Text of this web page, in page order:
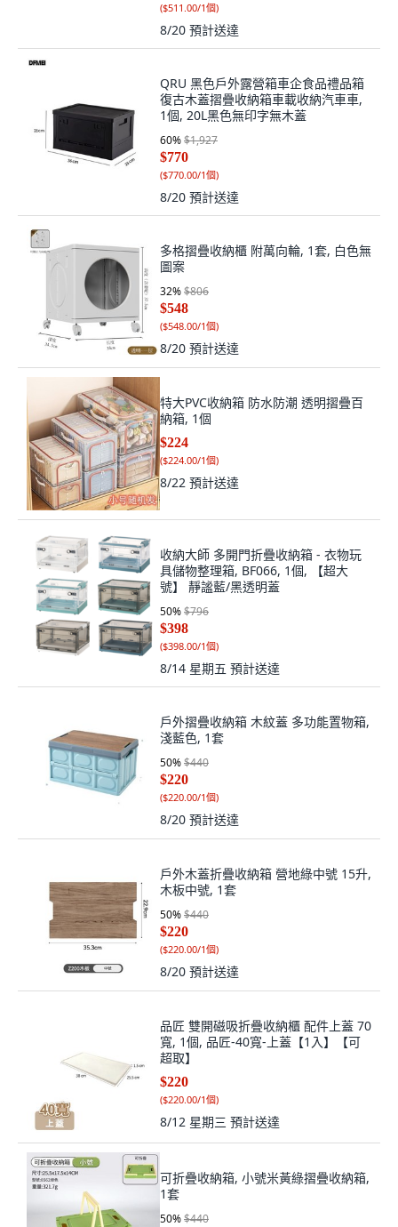
($511.00/1個)
8/20 預計送達
QRU 黑色戶外露營箱車企食品禮品箱
復古木蓋摺疊收納箱車載收納汽車車,
1個, 20L黑色無印字無木蓋
60%$1,927
$770
($770.00/1個)
8/20 預計送達
多格摺疊收納櫃 附萬向輪, 1套, 白色無
圖案
32%$806
$548
($548.00/1個)
8/20 預計送達
特大PVC收納箱 防水防潮 透明摺疊百
納箱, 1個
$224
($224.00/1個)
8/22 預計送達
收納大師 多開門折疊收納箱 - 衣物玩
具儲物整理箱, BF066, 1個, 【超大
號】 靜謐藍/黑透明蓋
50%$796
$398
($398.00/1個)
8/14 星期五 預計送達
戶外摺疊收納箱 木紋蓋 多功能置物箱,
淺藍色, 1套
50%$440
$220
($220.00/1個)
8/20 預計送達
戶外木蓋折疊收納箱 營地綠中號 15升,
木板中號, 1套
50%$440
$220
($220.00/1個)
8/20 預計送達
品匠 雙開磁吸折疊收納櫃 配件上蓋 70
寬, 1個, 品匠-40寬-上蓋【1入】【可
超取】
$220
($220.00/1個)
8/12 星期三 預計送達
可折疊收納箱, 小號米黃綠摺疊收納箱,
1套
50%$440